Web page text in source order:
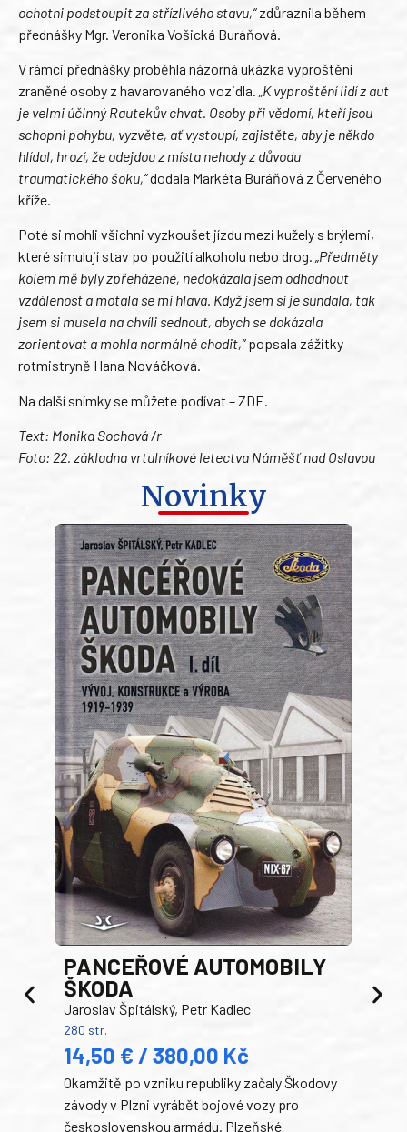
ochotni podstoupit za střízlivého stavu,“zdůraznila během
přednášky Mgr. Veronika Vošická Buráňová.
V rámci přednášky proběhla názorná ukázka vyproštění
zraněné osoby z havarovaného vozidla. „K vyproštění lidí z aut
je velmi účinný Rautekův chvat. Osoby při vědomí, kteří jsou
schopni pohybu, vyzvěte, ať vystoupí, zajistěte, aby je někdo
hlídal, hrozí, že odejdou z místa nehody z důvodu
traumatického šoku,“dodala Markéta Buráňová z Červeného
kříže.
Poté si mohli všichni vyzkoušet jízdu mezi kužely s brýlemi,
které simulují stav po použití alkoholu nebo drog. „Předměty
kolem mě byly zpřeházené, nedokázala jsem odhadnout
vzdálenost a motala se mi hlava. Když jsem si je sundala, tak
jsem si musela na chvíli sednout, abych se dokázala
zorientovat a mohla normálně chodit,“popsala zážitky
rotmistryně Hana Nováčková.
Na další snímky se můžete podívat – ZDE.
Text: Monika Sochová /r
Foto: 22. základna vrtulníkové letectva Náměšť nad Oslavou
Novinky
PANCEŘOVÉ AUTOMOBILY
ŠKODA
Jaroslav Špitálský, Petr Kadlec
280 str.
14,50 € / 380,00 Kč
Okamžitě po vzniku republiky začaly Škodovy
závody v Plzni vyrábět bojové vozy pro
československou armádu. Plzeňské